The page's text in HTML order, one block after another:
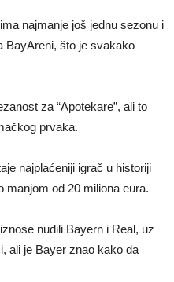
najmanje još jednu sezonu i
BayAreni, što je svakako
za “Apotekare”, ali to
prvaka.
najplaćeniji igrač u historiji
manjom od 20 miliona eura.
nudili Bayern i Real, uz
ali je Bayer znao kako da